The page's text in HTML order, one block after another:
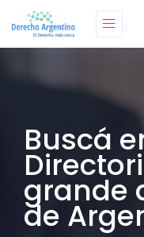
Buscá
grande
de